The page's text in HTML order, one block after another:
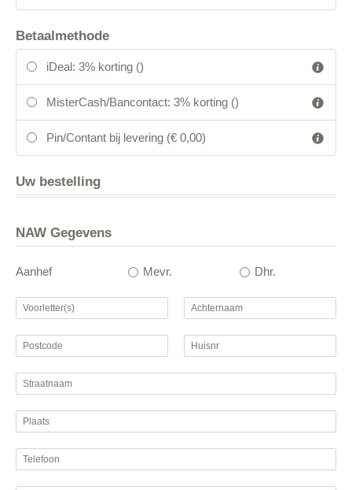
Betaalmethode
iDeal: 3% korting ()
MisterCash/Bancontact: 3% korting ()
Pin/Contant bij levering (€ 0,00)
NAW Gegevens
Aanhef Mevr. Dhr.